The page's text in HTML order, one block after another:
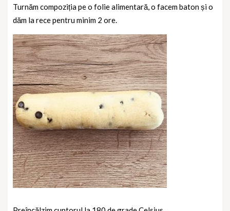
Turnăm compoziția pe o folie alimentară, o facem baton și o
dăm la rece pentru minim 2 ore.